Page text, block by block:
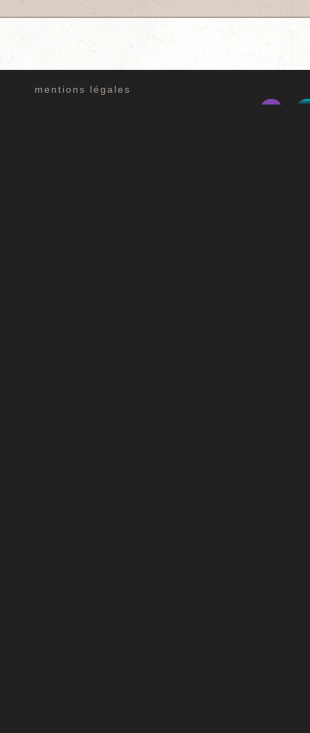
mentions légales